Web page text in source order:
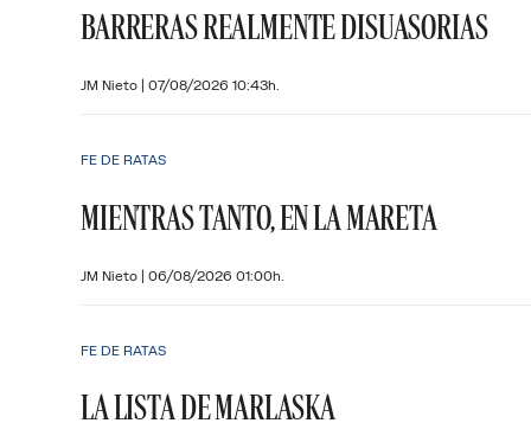
BARRERAS REALMENTE DISUASORIAS
JM Nieto | 07/08/2026 10:43h.
FE DE RATAS
MIENTRAS TANTO, EN LA MARETA
JM Nieto | 06/08/2026 01:00h.
FE DE RATAS
LA LISTA DE MARLASKA